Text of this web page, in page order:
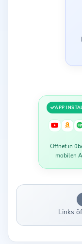
APP
Öffnet in
mobilen
Links